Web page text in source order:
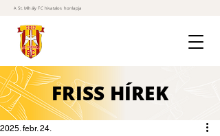
A St. Mihály FC hivatalos honlapja
FRISS HÍREK
2025. febr. 24.